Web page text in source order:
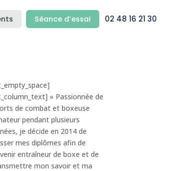
Séance d’essai 02 48 16 21 30
» Passionnée de
de combat et boxeuse
pendant plusieurs
je décide en 2014 de
mes diplômes afin de
entraîneur de boxe et de
mon savoir et ma